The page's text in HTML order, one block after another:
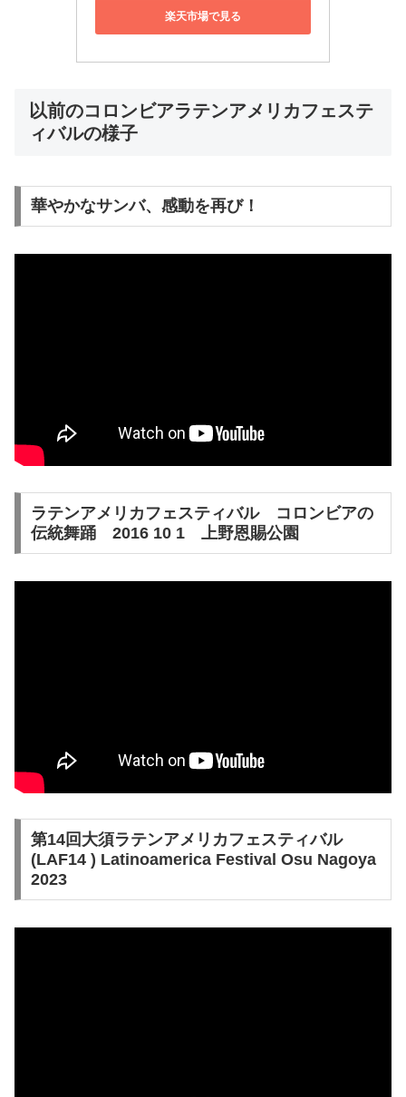
楽天市場で見る
以前のコロンビアラテンアメリカフェステ
ィバルの様子
華やかなサンバ、感動を再び！
ラテンアメリカフェスティバル コロンビアの
伝統舞踊 2016 10 1 上野恩賜公園
第14回大須ラテンアメリカフェスティバル
(LAF14 ) Latinoamerica Festival Osu Nagoya
2023